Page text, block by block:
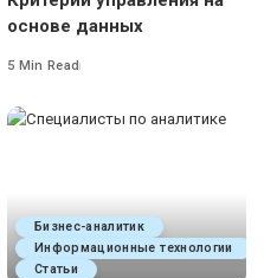
основе данных
5 Min Read
Бизнес-аналитик
Информационные технологии
Статьи